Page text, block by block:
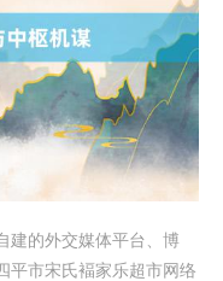
建的外交媒体平台、博
平市宋氏褔家乐超市网络